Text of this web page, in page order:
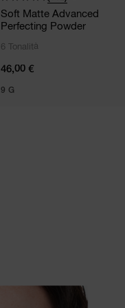
Soft Matte Advanced
Perfecting Powder
6 Tonalità
46,00 €
9 G